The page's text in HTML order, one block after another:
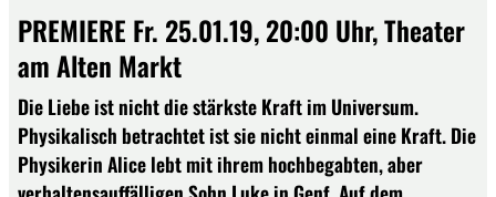
PREMIERE Fr. 25.01.19, 20:00 Uhr, Theater
am Alten Markt
Die Liebe ist nicht die stärkste Kraft im Universum.
Physikalisch betrachtet ist sie nicht einmal eine Kraft. Die
Physikerin Alice lebt mit ihrem hochbegabten, aber